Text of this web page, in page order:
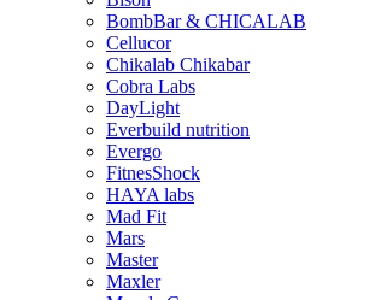
BombBar & CHICALAB
Cellucor
Chikalab Chikabar
Cobra Labs
DayLight
Everbuild nutrition
Evergo
FitnesShock
HAYA labs
Mad Fit
Mars
Master
Maxler